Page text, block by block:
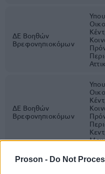
Proson - Do Not
ΔΕ Βοηθών
Βρεφονηπιοκόμων
ΔΕ Βοηθών
Βρεφονηπιοκόμων